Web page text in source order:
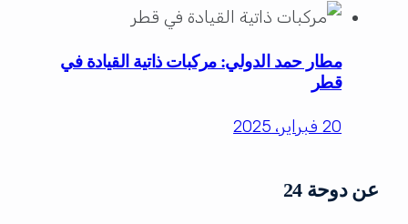
مطار حمد الدولي: مركبات ذاتية القيادة في
قطر
20 فبراير، 2025
عن دوحة 24